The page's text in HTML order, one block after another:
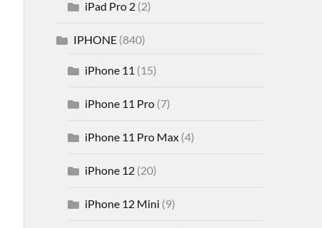
iPad Pro 2(2)
IPHONE(840)
iPhone 11 (15)
iPhone 11 Pro(7)
iPhone 11 Pro Max(4)
iPhone 12(20)
iPhone 12 Mini (9)